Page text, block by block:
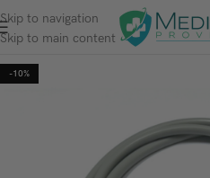
Skip to navigation
Skip to main content
-10%